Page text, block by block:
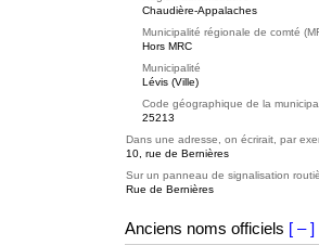
Chaudière-Appalaches
Municipalité régionale de comté
Hors MRC
Municipalité
Lévis (Ville)
Code géographique de la
25213
Dans une adresse, on écrirait, par
10, rue de Bernières
Sur un panneau de signalisation
Rue de Bernières
Anciens noms officiels [ – ]